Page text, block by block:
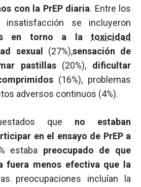
con la PrEP diaria. Entre los
se incluyeron
en torno a la toxicidad
sexual (27%),sensación de
pastillas(20%), dificultar
(16%), problemas
adversos continuos (4%).
que no estaban
en el ensayo de PrEP a
estaba preocupado de que
fuera menos efectiva que la
preocupaciones incluían la